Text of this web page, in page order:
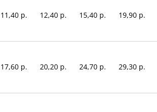
11,40 р. 12,40 р. 15,40 р. 19,90 р.
17,60 р. 20,20 р. 24,70 р. 29,30 р.